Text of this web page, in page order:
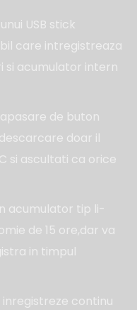
USB stick
care intregistreaza
si acumulator intern
de buton
doar il
si ascultati ca orice
acumulator tip li-
de 15 ore,dar va
in timpul
continu